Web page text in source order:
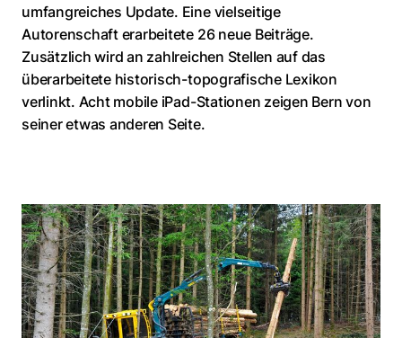
umfangreiches Update. Eine vielseitige
Autorenschaft erarbeitete 26 neue Beiträge.
Zusätzlich wird an zahlreichen Stellen auf das
überarbeitete historisch-topografische Lexikon
verlinkt. Acht mobile iPad-Stationen zeigen Bern von
seiner etwas anderen Seite.